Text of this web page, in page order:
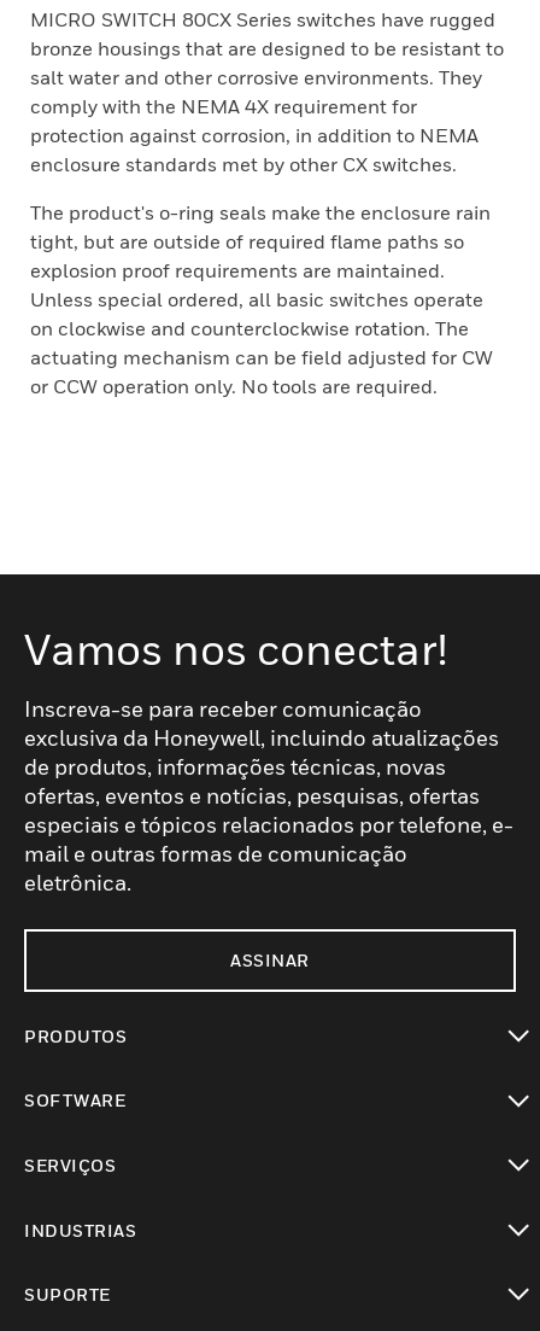
MICRO SWITCH 80CX Series switches have rugged
bronze housings that are designed to be resistant to
salt water and other corrosive environments. They
comply with the NEMA 4X requirement for
protection against corrosion, in addition to NEMA
enclosure standards met by other CX switches.
The product's o-ring seals make the enclosure rain
tight, but are outside of required flame paths so
explosion proof requirements are maintained.
Unless special ordered, all basic switches operate
on clockwise and counterclockwise rotation. The
actuating mechanism can be field adjusted for CW
or CCW operation only. No tools are required.
Vamos nos conectar!
Inscreva-se para receber comunicação
exclusiva da Honeywell, incluindo atualizações
de produtos, informações técnicas, novas
ofertas, eventos e notícias, pesquisas, ofertas
especiais e tópicos relacionados por telefone, e-
mail e outras formas de comunicação
eletrônica.
ASSINAR
PRODUTOS
SOFTWARE
SERVIÇOS
INDUSTRIAS
SUPORTE